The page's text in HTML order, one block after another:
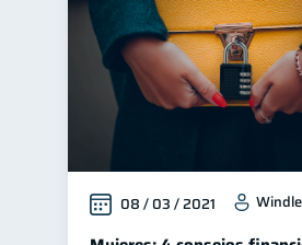
08 / 03 / 2021